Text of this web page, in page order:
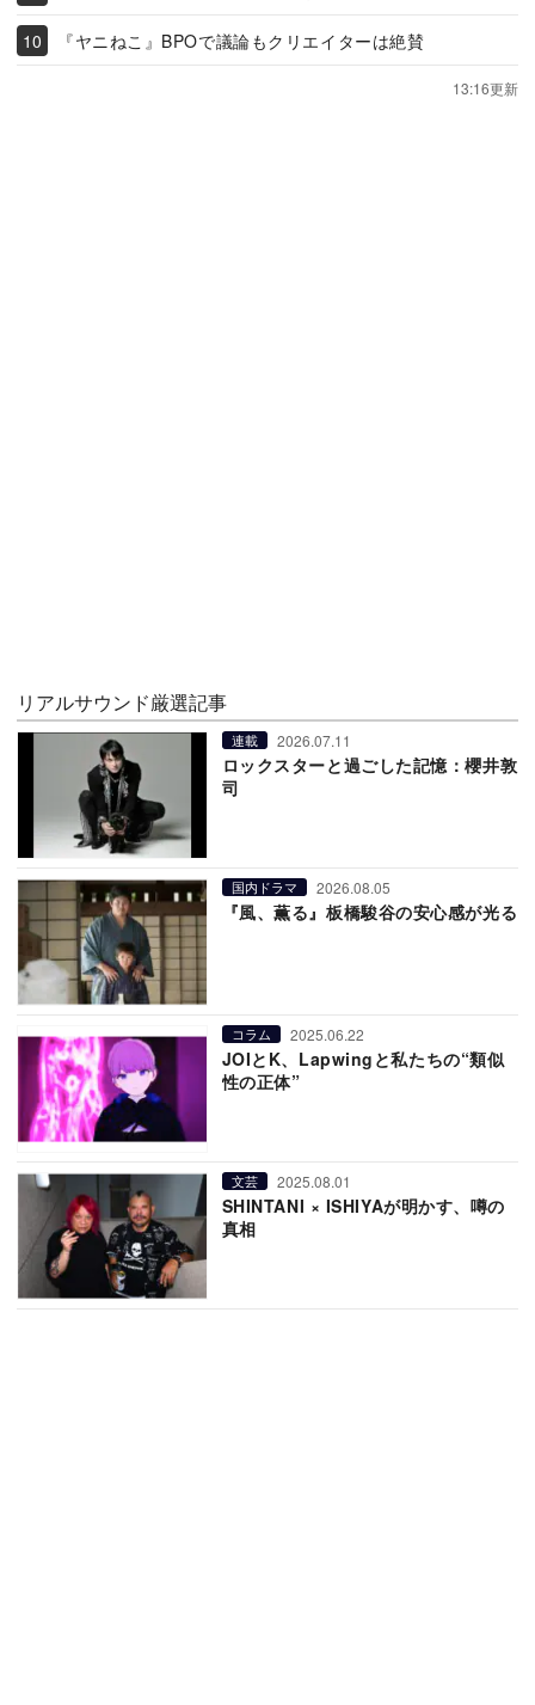
『ヤニねこ』BPOで議論もクリエイターは絶賛
13:16更新
リアルサウンド厳選記事
連載 2026.07.11
ロックスターと過ごした記憶：櫻井敦
司
国内ドラマ 2026.08.05
『風、薫る』板橋駿谷の安心感が光る
コラム 2025.06.22
JOIとK、Lapwingと私たちの“類似
性の正体”
文芸 2025.08.01
SHINTANI × ISHIYAが明かす、噂の
真相